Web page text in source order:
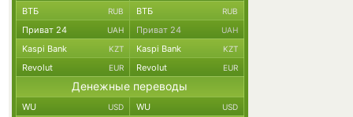
ВТБ RUB ВТБ RUB
Приват 24 UAH Приват 24 UAH
Kaspi Bank KZT Kaspi Bank KZT
Revolut EUR Revolut EUR
Денежные переводы
WU USD WU USD